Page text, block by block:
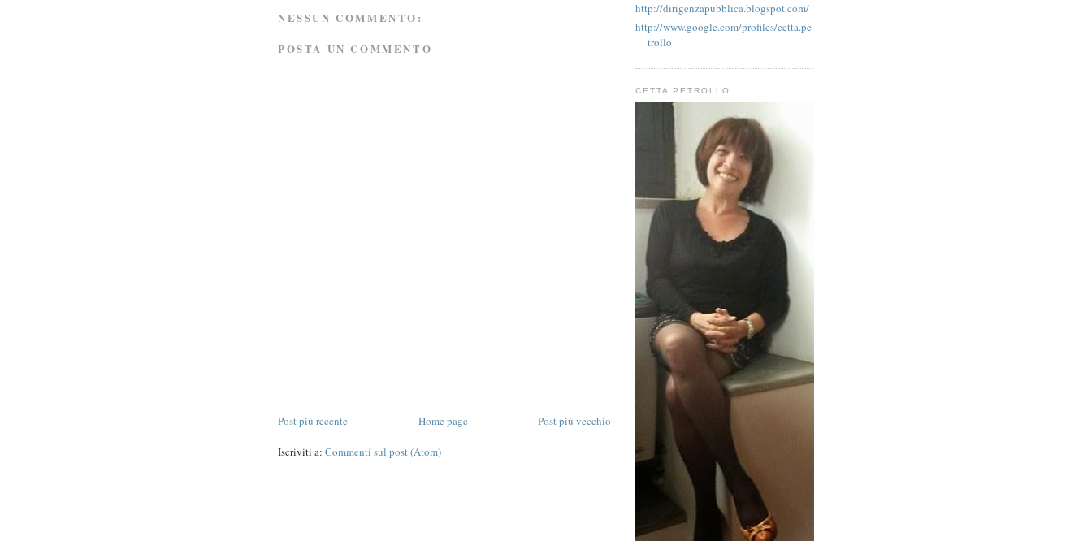
NESSUN COMMENTO:
POSTA UN COMMENTO
Post più recente Post più vecchio
Home page
Iscriviti a: Commenti sul post (Atom)
http://dirigenzapubblica.blogspot.com/
http://www.google.com/profiles/cetta.pe
trollo
CETTA PETROLLO